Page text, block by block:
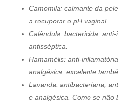
Camomila: calmante da
a recuperar o pH vaginal.
Calêndula: bactericida,
antisséptica.
Hamamélis: anti-
analgésica, excelente
Lavanda: antibacteriana,
e analgésica. Como se não